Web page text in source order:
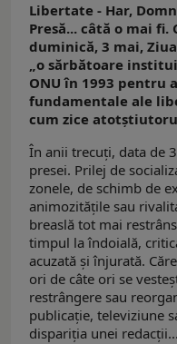
Libertate - Har,
Presă... câtă o mai
duminică, 3 mai,
„o sărbătoare
ONU în 1993 pentru
fundamentale ale
cum zice
În anii trecuți, data de
presei. Prilej de
zonele, de schimb de
animozitățile sau
breaslă tot mai
timpul la îndoială,
acuzată și înjurată.
ori de câte ori se
restrângere sau
publicație, televiziune
dispariția unei redacții...